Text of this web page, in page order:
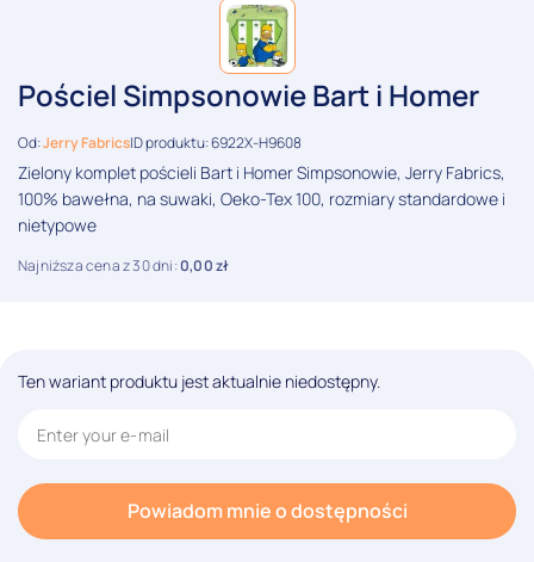
Pościel Simpsonowie Bart i Homer
Od:Jerry FabricsID produktu: 6922X-H9608
Zielony komplet pościeli Bart i Homer Simpsonowie, Jerry Fabrics,
100% bawełna, na suwaki, Oeko-Tex 100, rozmiary standardowe i
nietypowe
Najniższa cena z 30 dni:0,00zł
Ten wariant produktu jest aktualnie niedostępny.
Powiadom mnie o dostępności